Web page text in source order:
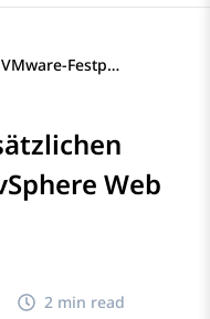
Hinzufügen einer zusätzlichen VMware-Festplatte (vSphere Web Client)
Web
2 min read